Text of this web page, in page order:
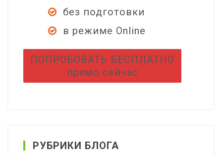
без подготовки
в режиме Online
ПОПРОБОВАТЬ БЕСПЛАТНО
прямо сейчас
РУБРИКИ БЛОГА